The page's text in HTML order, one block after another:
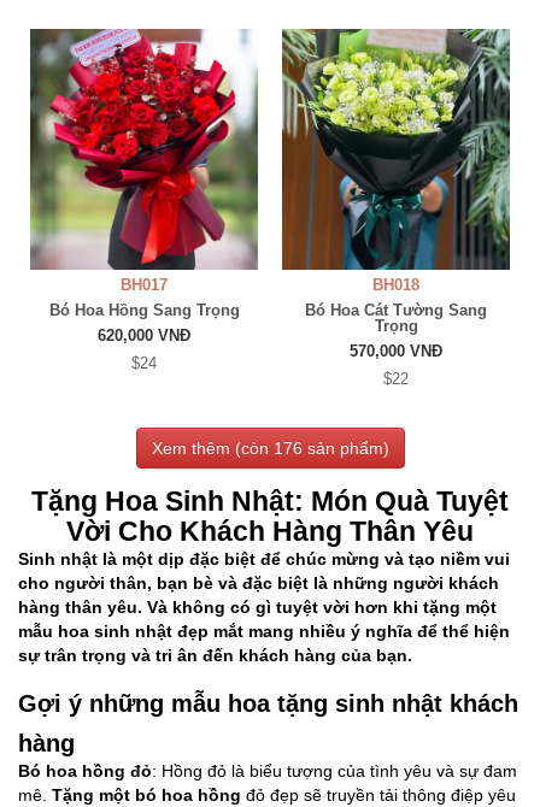
BH017
Bó Hoa Hồng Sang Trọng
620,000 VNĐ
$24
BH018
Bó Hoa Cát Tường Sang
Trọng
570,000 VNĐ
$22
Xem thêm (còn 176 sản phẩm)
Tặng Hoa Sinh Nhật: Món Quà Tuyệt
Vời Cho Khách Hàng Thân Yêu
Sinh nhật là một dịp đặc biệt để chúc mừng và tạo niềm vui
cho người thân, bạn bè và đặc biệt là những người khách
hàng thân yêu. Và không có gì tuyệt vời hơn khi tặng một
mẫu hoa sinh nhật đẹp mắt mang nhiều ý nghĩa để thể hiện
sự trân trọng và tri ân đến khách hàng của bạn.
Gợi ý những mẫu hoa tặng sinh nhật khách
hàng
Bó hoa hồng đỏ: Hồng đỏ là biểu tượng của tình yêu và sự đam
mê. Tặng một bó hoa hồng đỏ đẹp sẽ truyền tải thông điệp yêu